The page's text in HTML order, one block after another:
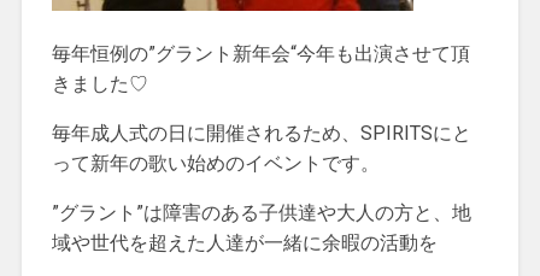
毎年恒例の”グラント新年会“今年も出演させて頂
きました♡
毎年成人式の日に開催されるため、SPIRITSにと
って新年の歌い始めのイベントです。
”グラント”は障害のある子供達や大人の方と、地
域や世代を超えた人達が一緒に余暇の活動を